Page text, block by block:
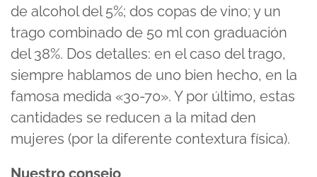
de alcohol del 5%; dos copas de vino; y un
trago combinado de 50 ml con graduación
del 38%. Dos detalles: en el caso del trago,
siempre hablamos de uno bien hecho, en la
famosa medida «30-70». Y por último, estas
cantidades se reducen a la mitad den
mujeres (por la diferente contextura física).
Nuestro consejo